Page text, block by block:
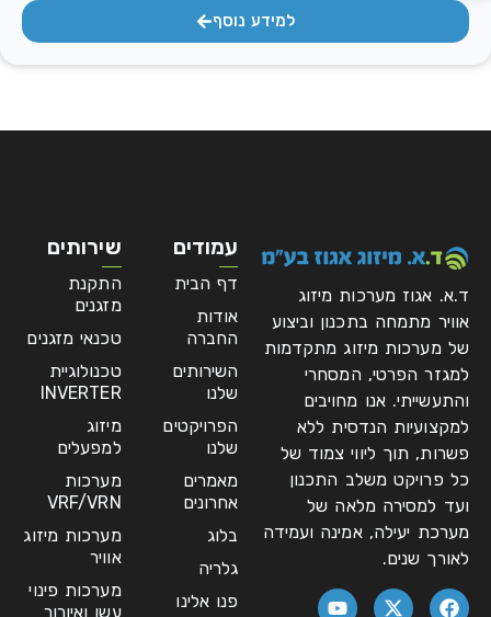
למידע נוסף
ד.א. אגוז מערכות מיזוג
אוויר מתמחה בתכנון וביצוע
של מערכות מיזוג מתקדמות
למגזר הפרטי, המסחרי
והתעשייתי. אנו מחויבים
למקצועיות הנדסית ללא
פשרות, תוך ליווי צמוד של
כל פרויקט משלב התכנון
ועד למסירה מלאה של
מערכת יעילה, אמינה ועמידה
לאורך שנים.
עמודים
דף הבית
אודות
החברה
השירותים
שלנו
הפרויקטים
שלנו
מאמרים
אחרונים
בלוג
גלריה
פנו אלינו
שירותים
התקנת
מזגנים
טכנאי מזגנים
טכנולוגיית
INVERTER
מיזוג
למפעלים
מערכות
VRF/VRN
מערכות מיזוג
אוויר
מערכות פינוי
עשן ואיורור